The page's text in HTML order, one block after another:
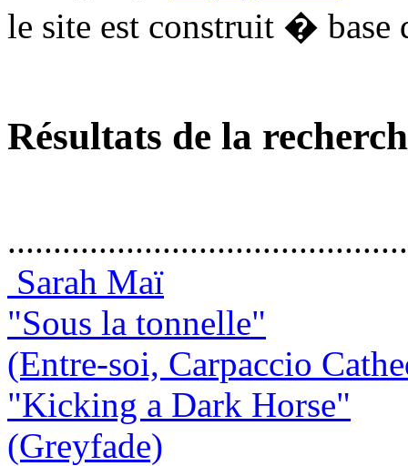
le site est construit � base
Résultats de la
Sarah Maï
"Sous la tonnelle"
(Entre-soi, Carpaccio
"Kicking a Dark Horse"
(Greyfade)